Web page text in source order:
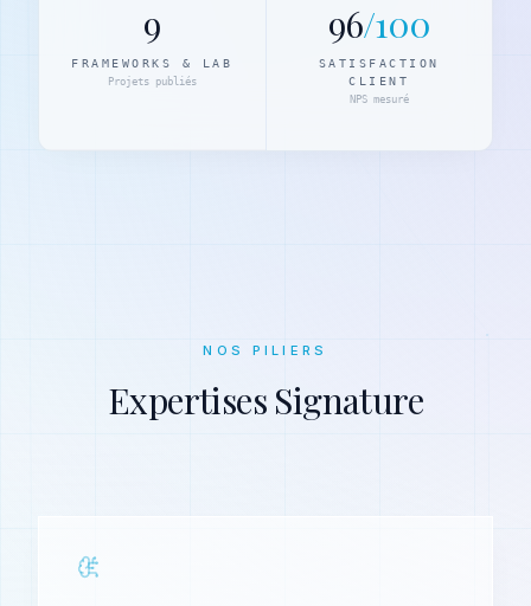
9
FRAMEWORKS & LAB
Projets publiés
96/100
SATISFACTION
CLIENT
NPS mesuré
NOS PILIERS
Expertises Signature